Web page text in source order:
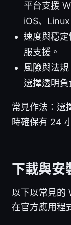
平台支援
iOS、Linux
速度與穩
服支援。
風險與法規
選擇透明負
常見作法：選
時確保有 24
下載與安
以下以常見的
在官方應用程